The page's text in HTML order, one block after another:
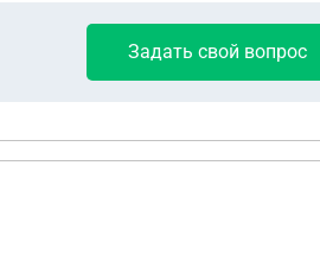
Задать свой вопрос